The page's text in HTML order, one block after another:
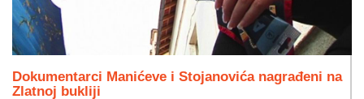
Dokumentarci Manićeve i Stojanovića nagrađeni na
Zlatnoj bukliji